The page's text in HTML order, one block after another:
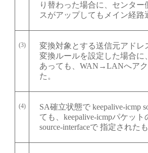
り替わった場合に、センタ
スがアップしてもメイン経
(3)
変換対象とする送信元アド
変換ルールを設定した場合
あっても、WAN→LANへア
た。
(4)
SA確立状態で keepalive-icmp
ても、keepalive-icmpパケッ
source-interfaceで 指定された